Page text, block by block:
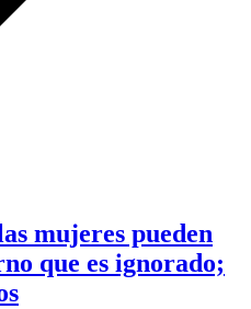
mujeres pueden
que es ignorado;